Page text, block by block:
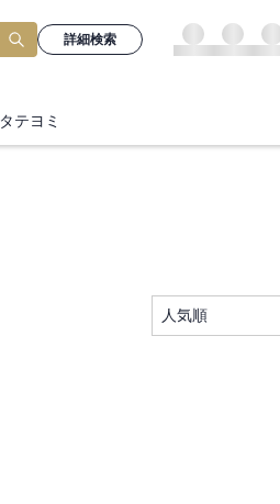
詳細検索
タテヨミ
人気順